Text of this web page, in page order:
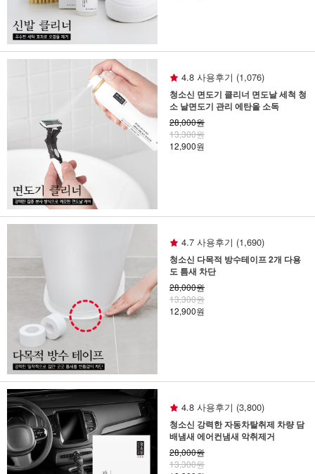
4.8 사용후기 (1,076)
청소신 면도기 클리너 면도날 세척 청
소 날면도기 관리 에탄올 소독
28,000원
13,300원
12,900원
4.7 사용후기 (1,690)
청소신 다목적 방수테이프 2개 다용
도 틈새 차단
28,000원
13,300원
12,900원
4.8 사용후기 (3,800)
청소신 강력한 자동차탈취제 차량 담
배냄새 에어컨냄새 악취제거
28,000원
13,300원